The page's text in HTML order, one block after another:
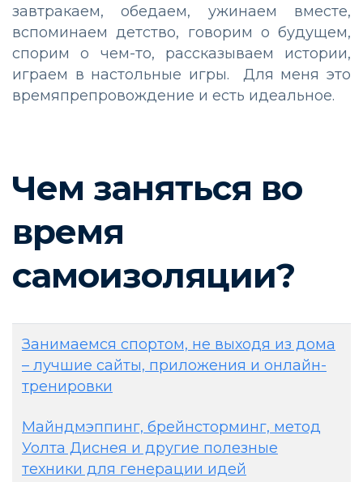
завтракаем, обедаем, ужинаем вместе,
вспоминаем детство, говорим о будущем,
спорим о чем-то, рассказываем истории,
играем в настольные игры. Для меня это
времяпрепровождение и есть идеальное.
Чем заняться во
время
самоизоляции?
Занимаемся спортом, не выходя из дома
– лучшие сайты, приложения и онлайн-
тренировки
Майндмэппинг, брейнсторминг, метод
Уолта Диснея и другие полезные
техники для генерации идей